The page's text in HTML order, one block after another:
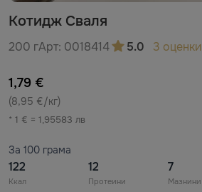
Котидж Сваля
200 гАрт: 0018414 5.0 3 оценки
1,79 €
(8,95 €/кг)
* 1 € = 1,95583 лв
За 100 грама
122
Ккал
12
Протеини
7
Мазнини